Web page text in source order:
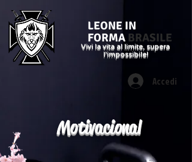
LEONE IN
FORMA BRASILE
Vivi la vita al limite, supera
l'impossibile!
Accedi
Motivacional